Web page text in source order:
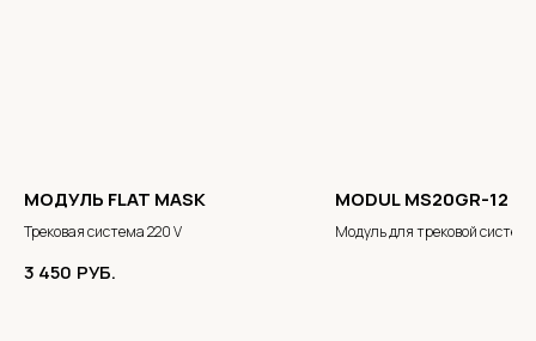
МОДУЛЬ FLAT MASK
Трековая система 220 V
3 450 РУБ.
MODUL MS20GR-12
Модуль для трековой